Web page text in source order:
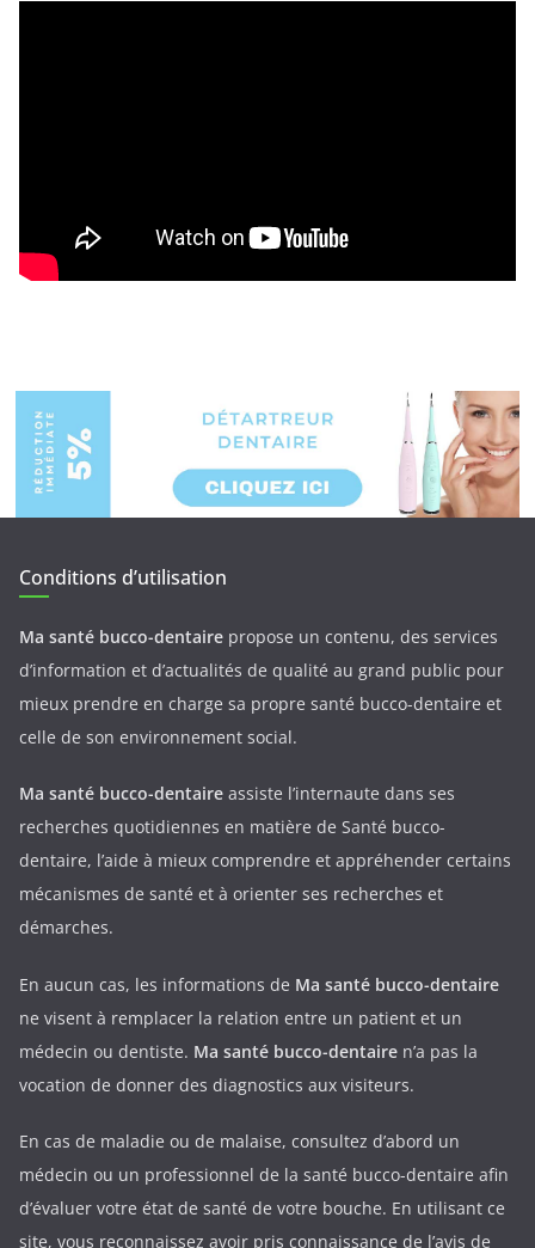
Conditions d’utilisation
Ma santé bucco-dentaire propose un contenu, des services
d’information et d’actualités de qualité au grand public pour
mieux prendre en charge sa propre santé bucco-dentaire et
celle de son environnement social.
Ma santé bucco-dentaire assiste l’internaute dans ses
recherches quotidiennes en matière de Santé bucco-
dentaire, l’aide à mieux comprendre et appréhender certains
mécanismes de santé et à orienter ses recherches et
démarches.
En aucun cas, les informations de Ma santé bucco-dentaire
ne visent à remplacer la relation entre un patient et un
médecin ou dentiste. Ma santé bucco-dentaire n’a pas la
vocation de donner des diagnostics aux visiteurs.
En cas de maladie ou de malaise, consultez d’abord un
médecin ou un professionnel de la santé bucco-dentaire afin
d’évaluer votre état de santé de votre bouche. En utilisant ce
site, vous reconnaissez avoir pris connaissance de l’avis de